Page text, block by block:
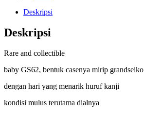
Deskripsi
Deskripsi
Rare and collectible
baby GS62, bentuk casenya mirip grandseiko
dengan hari yang menarik huruf kanji
kondisi mulus terutama dialnya